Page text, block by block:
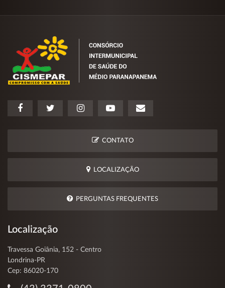
CONTATO
LOCALIZAÇÃO
PERGUNTAS FREQUENTES
Localização
Travessa Goiânia, 152 - Centro
Londrina-PR
Cep: 86020-170